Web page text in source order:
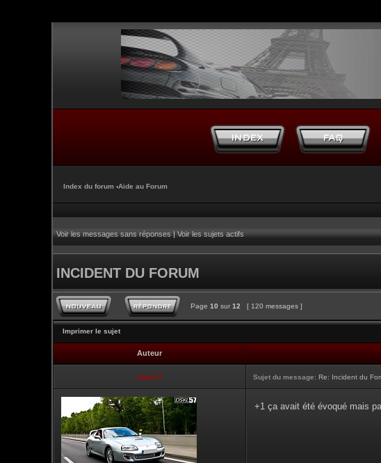
Index du forum ‹Aide au Forum
Voir les messages sans réponses|Voir les sujets actifs
INCIDENT DU FORUM
Page 10 sur 12 [ 120 messages ]
Imprimer le sujet
Auteur
touti-17 Sujet du message: Re: Incident du
+1 ça avait été évoqué mais